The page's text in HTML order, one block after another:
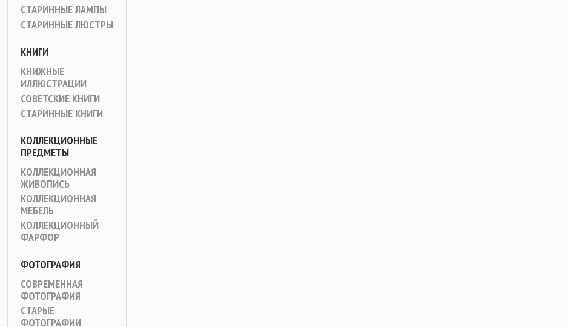
СТАРИННЫЕ ЛАМПЫ
СТАРИННЫЕ ЛЮСТРЫ
КНИГИ
КНИЖНЫЕ
ИЛЛЮСТРАЦИИ
СОВЕТСКИЕ КНИГИ
СТАРИННЫЕ КНИГИ
КОЛЛЕКЦИОННЫЕ
ПРЕДМЕТЫ
КОЛЛЕКЦИОННАЯ
ЖИВОПИСЬ
КОЛЛЕКЦИОННАЯ
МЕБЕЛЬ
КОЛЛЕКЦИОННЫЙ
ФАРФОР
ФОТОГРАФИЯ
СОВРЕМЕННАЯ
ФОТОГРАФИЯ
СТАРЫЕ
ФОТОГРАФИИ